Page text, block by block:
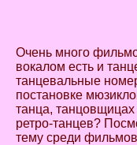
Очень много
вокалом есть и
танцевальные
постановке
танца,
ретро-танцев?
тему среди